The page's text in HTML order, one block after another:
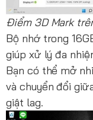
Điểm 3D Mark
Bộ nhớ trong
giúp xử lý đa
Bạn có thể mở
và chuyển đổi
giật lag.